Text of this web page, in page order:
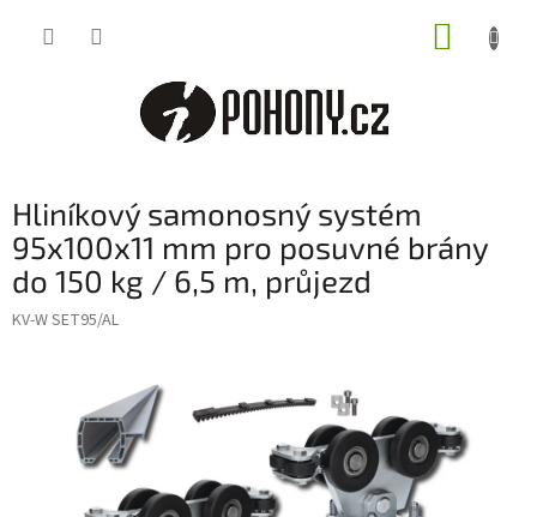
Hliníkový samonosný systém
95x100x11 mm pro posuvné brány
do 150 kg / 6,5 m, průjezd
KV-W SET95/AL